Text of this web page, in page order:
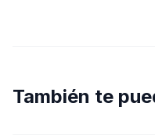
También te